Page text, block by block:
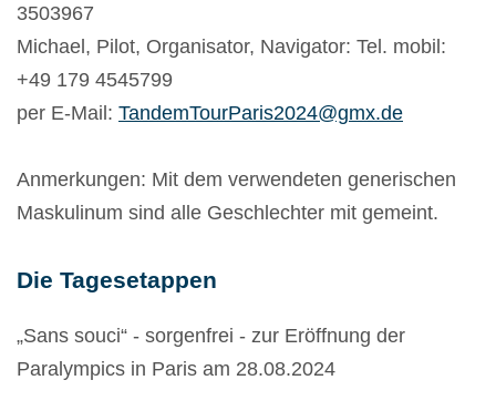
3503967
Michael, Pilot, Organisator, Navigator: Tel. mobil:
+49 179 4545799
per E-Mail: TandemTourParis2024@gmx.de
Anmerkungen: Mit dem verwendeten generischen
Maskulinum sind alle Geschlechter mit gemeint.
Die Tagesetappen
„Sans souci“ - sorgenfrei - zur Eröffnung der
Paralympics in Paris am 28.08.2024